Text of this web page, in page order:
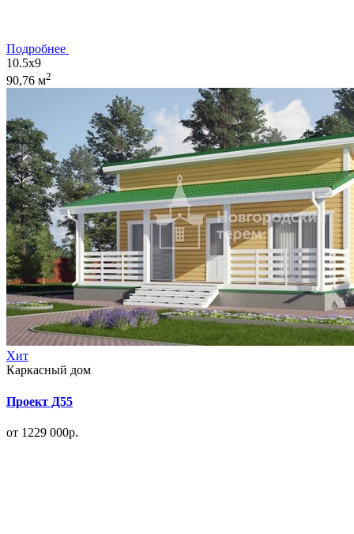
Подробнее
10.5x9
90,76 м2
Хит
Каркасный дом
Проект Д55
от 1229 000р.